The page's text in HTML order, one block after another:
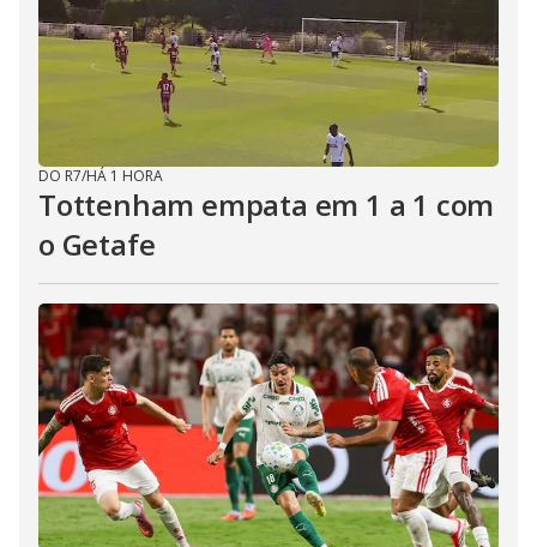
d
e
o
DO R7/HÁ 1 HORA
Tottenham empata em 1 a 1 com
o Getafe